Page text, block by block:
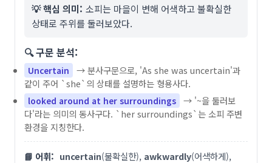
💡 핵심 의미: 소피는 마을이 변해 어색하고 불확실한
상태로 주위를 둘러보았다.
🔍 구문 분석:
Uncertain
→ 분사구문으로, 'As she was uncertain'과
같이 주어 `she`의 상태를 설명하는 형용사다.
looked around at her surroundings → '~을 둘러보
다'라는 의미의 동사구다. `her surroundings`는 소피 주변
환경을 지칭한다.
📘 어휘: uncertain(불확실한), awkwardly(어색하게),